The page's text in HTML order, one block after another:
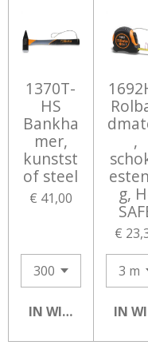
1370T-
HS
Bankha
mer,
kunstst
of steel
€ 41,00
IN WINKELWAGEN
,
g,
€
IN